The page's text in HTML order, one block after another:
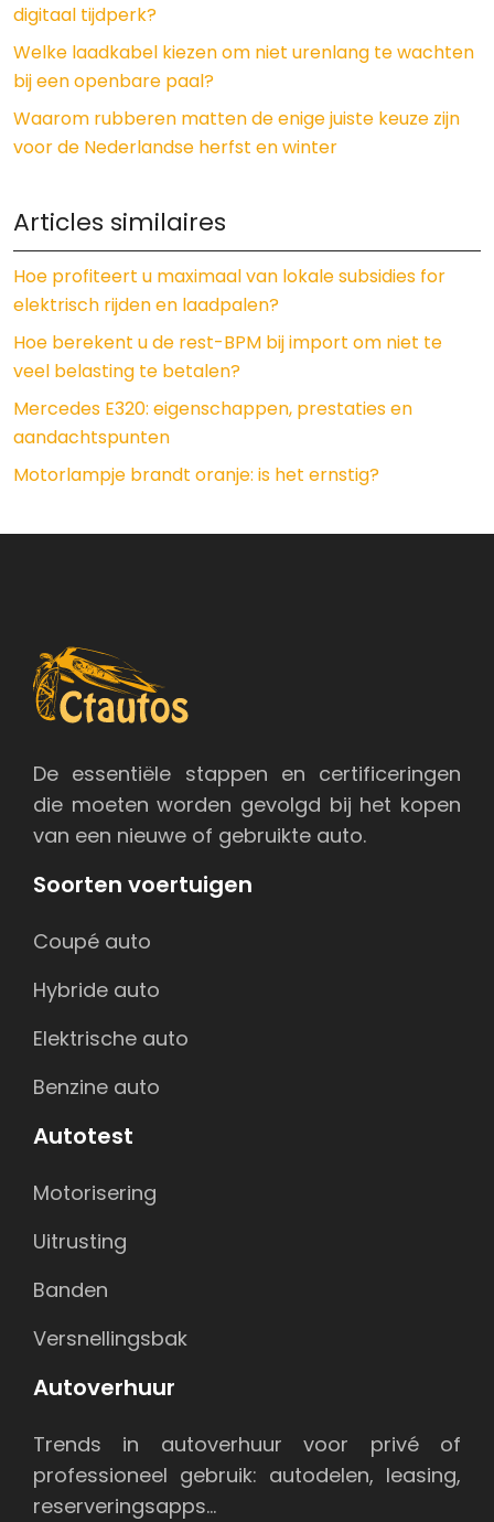
digitaal tijdperk?
Welke laadkabel kiezen om niet urenlang te wachten
bij een openbare paal?
Waarom rubberen matten de enige juiste keuze zijn
voor de Nederlandse herfst en winter
Articles similaires
Hoe profiteert u maximaal van lokale subsidies for
elektrisch rijden en laadpalen?
Hoe berekent u de rest-BPM bij import om niet te
veel belasting te betalen?
Mercedes E320: eigenschappen, prestaties en
aandachtspunten
Motorlampje brandt oranje: is het ernstig?
De essentiële stappen en certificeringen
die moeten worden gevolgd bij het kopen
van een nieuwe of gebruikte auto.
Soorten voertuigen
Coupé auto
Hybride auto
Elektrische auto
Benzine auto
Autotest
Motorisering
Uitrusting
Banden
Versnellingsbak
Autoverhuur
Trends in autoverhuur voor privé of
professioneel gebruik: autodelen, leasing,
reserveringsapps…